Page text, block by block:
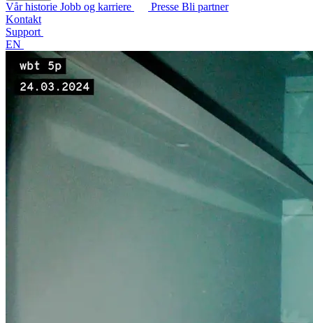
Vår historie Jobb og karriere Presse Bli partner
Kontakt
Support
EN